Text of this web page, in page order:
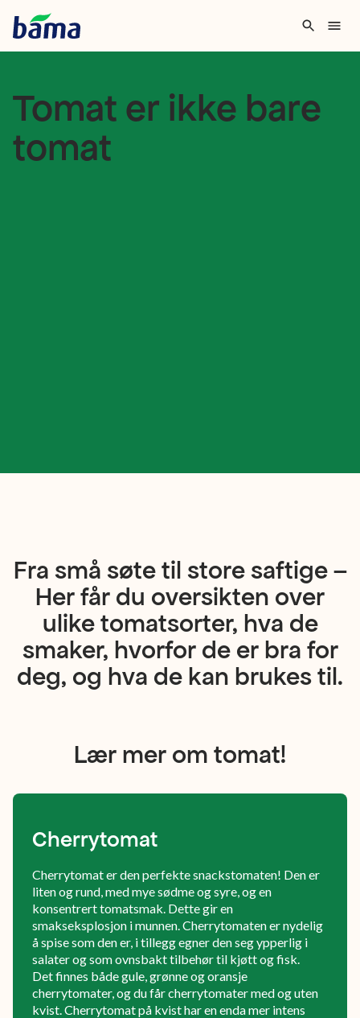
Tomat er ikke bare
tomat
Fra små søte til store saftige –
Her får du oversikten over
ulike tomatsorter, hva de
smaker, hvorfor de er bra for
deg, og hva de kan brukes til.
Lær mer om tomat!
Cherrytomat
Cherrytomat er den perfekte snackstomaten! Den er
liten og rund, med mye sødme og syre, og en
konsentrert tomatsmak. Dette gir en
smakseksplosjon i munnen. Cherrytomaten er nydelig
å spise som den er, i tillegg egner den seg ypperlig i
salater og som ovnsbakt tilbehør til kjøtt og fisk.
Det finnes både gule, grønne og oransje
cherrytomater, og du får cherrytomater med og uten
kvist. Cherrytomat på kvist har en enda mer intens